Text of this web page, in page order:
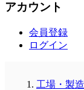
アカウント
会員登録
ログイン
工場・製